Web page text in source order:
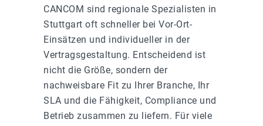
CANCOM sind regionale Spezialisten in
Stuttgart oft schneller bei Vor-Ort-
Einsätzen und individueller in der
Vertragsgestaltung. Entscheidend ist
nicht die Größe, sondern der
nachweisbare Fit zu Ihrer Branche, Ihr
SLA und die Fähigkeit, Compliance und
Betrieb zusammen zu liefern. Für viele